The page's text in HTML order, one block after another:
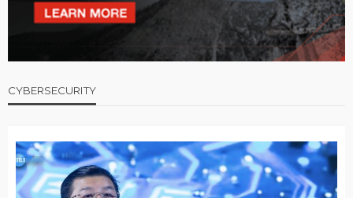
CYBERSECURITY